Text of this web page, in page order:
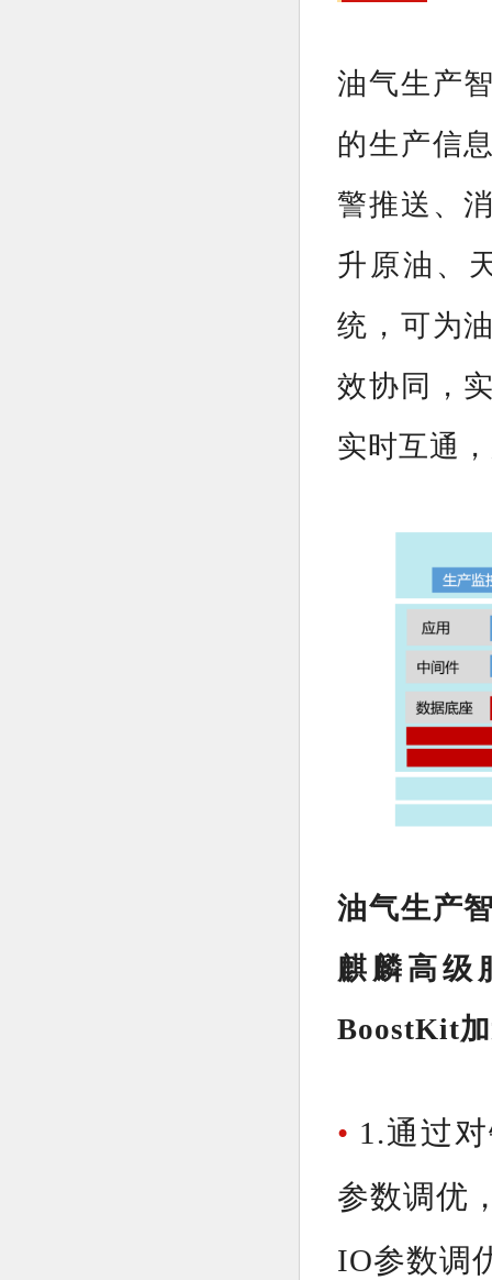
油气生产
的生产信
警推送、
升原油、
统，可为
效协同，
实时互通
油气生产
麒麟高级
BoostKit
• 1.通过
参数调优
IO参数调